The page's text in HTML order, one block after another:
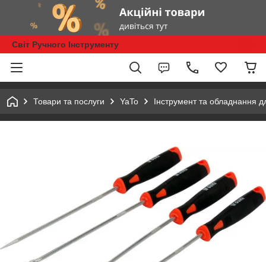
Світ Ручного Інструменту
Товари та послуги YaTo Інструмент та обладнання